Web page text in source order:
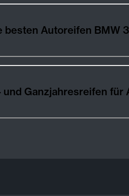
besten Autoreifen BMW
Ganzjahresreifen